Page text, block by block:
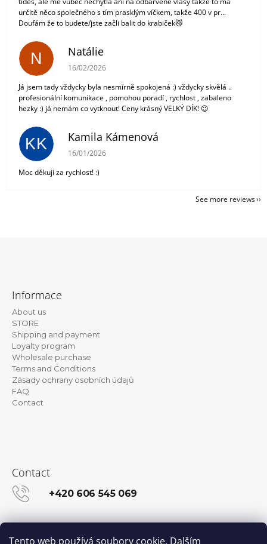
Tento web používá soubory cookie. Dalším
určitě něco společného s tím prasklým víčkem, takže 400 v pr...
Doufám že to budete/jste začli balit do krabiček😼
N Natálie
The store rating is 5 out of 5 stars.
16/02/2026
Já jsem tady vždycky byla nesmírně spokojená :) vždycky skvělá ..
profesionální komunikace , pomohou poradí , rychlost , zabaleno
hezky :) já nemám co vytknout! Ceny krásný VELKÝ DÍK! 😉
KK Kamila Kámenová
The store rating is 5 out of 5 stars.
16/01/2026
Moc děkuji za rychlost! :)
See more reviews
Informace
About us
STORE
Shipping and payment
Loyalty program
Wholesale purchase
Terms and Conditions
Zásady ochrany osobních údajů
FAQ
Contact
Contact
+420 606 545 069